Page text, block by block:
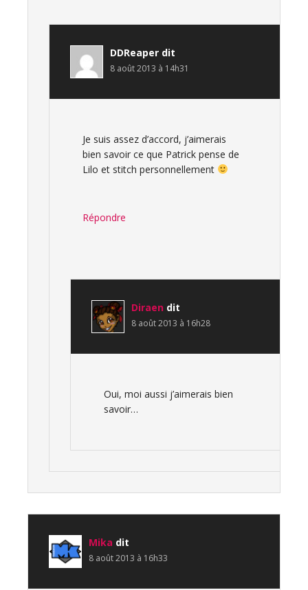
DDReaper dit
8 août 2013 à 14h31
Je suis assez d’accord, j’aimerais
bien savoir ce que Patrick pense de
Lilo et stitch personnellement
Répondre
Diraen dit
8 août 2013 à 16h28
Oui, moi aussi j’aimerais bien
savoir…
Mika dit
8 août 2013 à 16h33